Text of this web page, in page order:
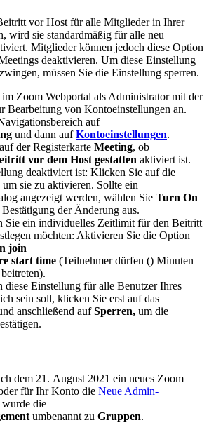
vor Host für alle Mitglieder in Ihrer
wird sie standardmäßig für alle neu
Mitglieder können jedoch diese Option
deaktivieren. Um diese Einstellung
müssen Sie die Einstellung sperren.
Zoom Webportal als Administrator mit der
Bearbeitung von Kontoeinstellungen an.
auf
und dann aufKontoeinstellungen.
der Registerkarte Meeting, ob
vor dem Host gestatten aktiviert ist.
deaktiviert ist: Klicken Sie auf die
sie zu aktivieren. Sollte ein
angezeigt werden, wählen Sie Turn On
der Änderung aus.
Sie ein individuelles Zeitlimit für den Beitritt
möchten: Aktivieren Sie die Option
join
start time (Teilnehmer dürfen () Minuten
diese Einstellung für alle Benutzer Ihres
sein soll, klicken Sie erst auf das
anschließend aufSperren, um die
dem 21. August 2021 ein neues Zoom
für Ihr Konto die Neue Admin-
die
umbenannt zu Gruppen.